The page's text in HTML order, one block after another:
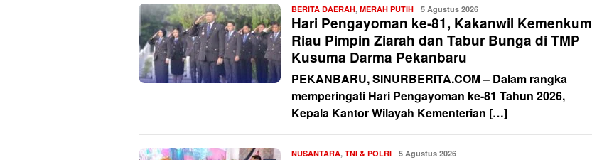
BERITA DAERAH, MERAH PUTIH Redaksi
5 Agustus 2026
Hari Pengayoman ke-81, Kakanwil Kemenkum
Riau Pimpin Ziarah dan Tabur Bunga di TMP
Kusuma Darma Pekanbaru
PEKANBARU, SINURBERITA.COM – Dalam rangka
memperingati Hari Pengayoman ke-81 Tahun 2026,
Kepala Kantor Wilayah Kementerian […]
NUSANTARA, TNI & POLRI Redaksi
5 Agustus 2026